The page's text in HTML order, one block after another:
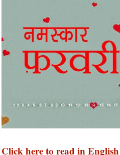
Click here to read in English